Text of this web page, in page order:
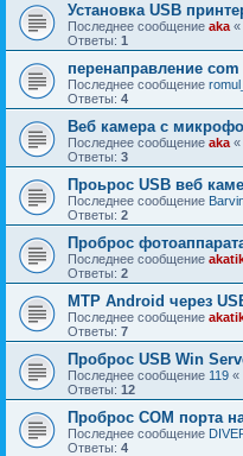
Установка USB
Последнее сообщение aka «
Ответы: 1
перенаправление
Последнее сообщение
Ответы: 4
Веб камера с
Последнее сообщение aka «
Ответы: 3
Проьрос USB веб
Последнее сообщение
Ответы: 2
Проброс
Последнее сообщение
Ответы: 2
MTP Android через
Последнее сообщение
Ответы: 7
Проброс USB Win
Последнее сообщение 119 «
Ответы: 12
Проброс COM порта
Последнее сообщение
Ответы: 4